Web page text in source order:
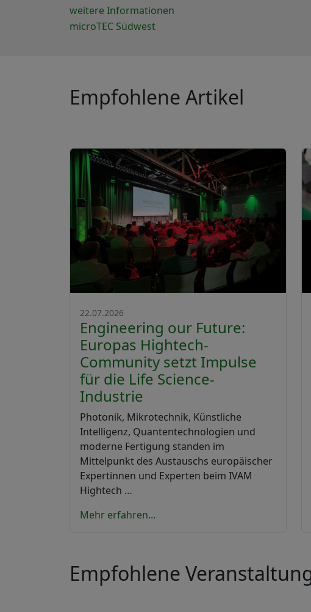
weitere Informationen
microTEC Südwest
Empfohlene Artikel
22.07.2026
Engineering our Future:
Europas Hightech-
Community setzt Impulse
für die Life Science-
Industrie
Photonik, Mikrotechnik, Künstliche
Intelligenz, Quantentechnologien und
moderne Fertigung standen im
Mittelpunkt des Austauschs europäischer
Expertinnen und Experten beim IVAM
Hightech …
Mehr erfahren...
Empfohlene